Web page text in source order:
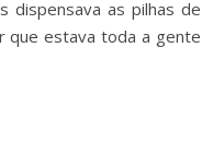
dispensava as pilhas de
que estava toda a gente